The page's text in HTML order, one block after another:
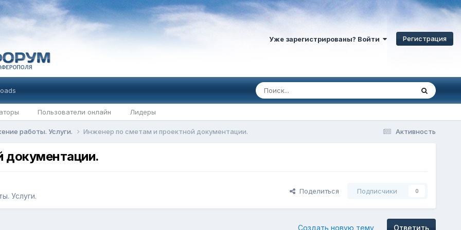
Уже зарегистрированы? Войти Регистрация
Пользователи онлайн Лидеры
Активность
работы. Услуги. Инженер по сметам и проектной документации.
документации.
Услуги.
Поделиться Подписчики 0
Ответить
Создать новую тему